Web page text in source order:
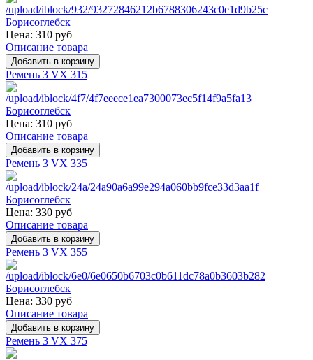
Цена: 310 руб
Описание товара
Ремень 3 VX 315
Цена: 310 руб
Описание товара
Ремень 3 VX 335
Цена: 330 руб
Описание товара
Ремень 3 VX 355
Цена: 330 руб
Описание товара
Ремень 3 VX 375